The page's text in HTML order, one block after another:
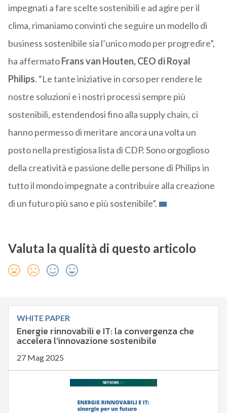
impegnati a fare scelte sostenibili e ad agire per il
clima, rimaniamo convinti che seguire un modello di
business sostenibile sia l’unico modo per progredire”,
ha affermatoFrans van Houten, CEO di Royal
Philips. “Le tante iniziative in corso per rendere le
nostre soluzioni e i nostri processi sempre più
sostenibili, estendendosi fino alla supply chain, ci
hanno permesso di meritare ancora una volta un
posto nella prestigiosa lista di CDP. Sono orgoglioso
della creatività e passione delle persone di Philips in
tutto il mondo impegnate a contribuire alla creazione
di un futuro più sano e più sostenibile”.
Valuta la qualità di questo articolo
WHITE PAPER
Energie rinnovabili e IT: la convergenza che
accelera l’innovazione sostenibile
27 Mag 2025